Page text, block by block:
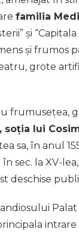
familia
și “Capitala
și frumos
grote
frumusețea,
lui
sa, în anul
sec. la XV-
deschise
Palat
intrare